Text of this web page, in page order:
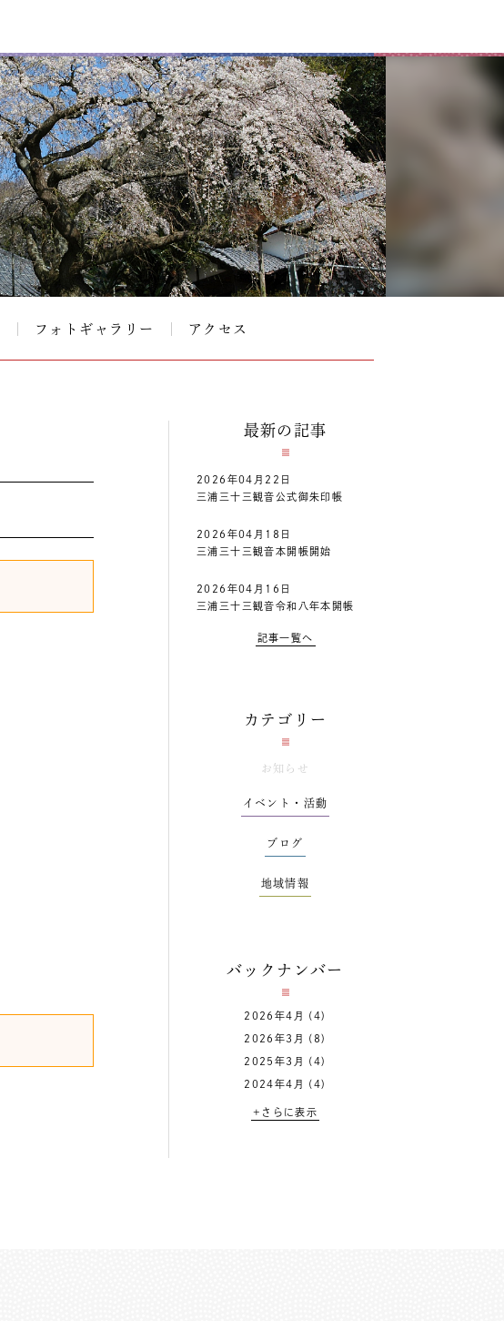
フォトギャラリー アクセス
最新の記事
2026年04月22日
三浦三十三観音公式御朱印帳
2026年04月18日
三浦三十三観音本開帳開始
2026年04月16日
三浦三十三観音令和八年本開帳
記事一覧へ
カテゴリー
お知らせ
イベント・活動
ブログ
地域情報
バックナンバー
2026年4月 (4)
2026年3月 (8)
2025年3月 (4)
2024年4月 (4)
+さらに表示